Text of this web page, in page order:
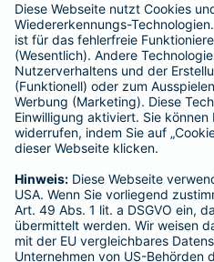
BELIEBTE
Kranken-
Adresse
Schaden